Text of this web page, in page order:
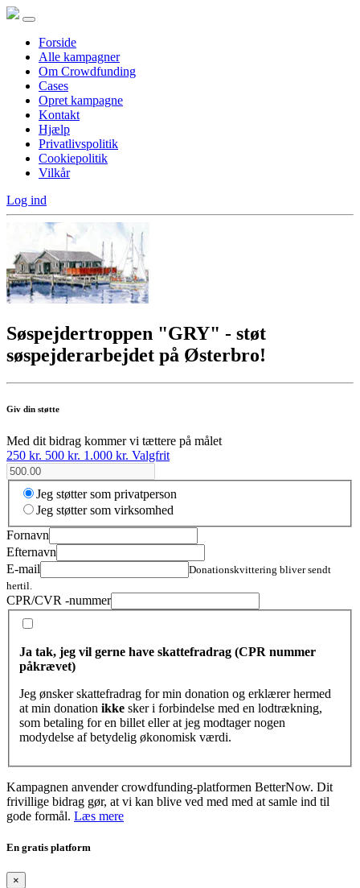
Forside
Alle kampagner
Om Crowdfunding
Cases
Opret kampagne
Kontakt
Hjælp
Privatlivspolitik
Cookiepolitik
Vilkår
Log ind
Søspejdertroppen "GRY" - støt
søspejderarbejdet på Østerbro!
Giv din støtte
Med dit bidrag kommer vi tættere på målet
250 kr. 500 kr. 1.000 kr. Valgfrit
Jeg støtter som privatperson
Jeg støtter som virksomhed
Fornavn
Efternavn
E-mail
Donationskvittering bliver sendt
hertil.
CPR/CVR -nummer
Ja tak, jeg vil gerne have skattefradrag (CPR nummer
påkrævet)
Jeg ønsker skattefradrag for min donation og erklærer hermed
at min donation ikke sker i forbindelse med en lodtrækning,
som betaling for en billet eller at jeg modtager nogen
modydelse af betydelig økonomisk værdi.
Kampagnen anvender crowdfunding-platformen BetterNow. Dit
frivillige bidrag gør, at vi kan blive ved med med at samle ind til
gode formål. Læs mere
En gratis platform
×